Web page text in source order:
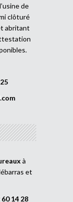
de
clôturé
abritant
à
et
60 14 28